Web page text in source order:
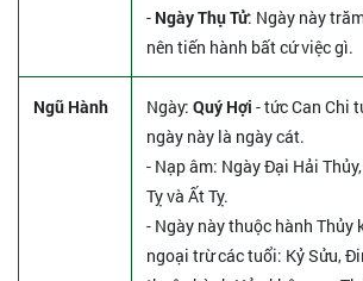
- Ngày Thụ Tử: Ngày này
nên tiến hành bất cứ việc gì.
Ngũ Hành Ngày: Quý Hợi - tức Can Chi
ngày này là ngày cát.
- Nạp âm: Ngày Đại Hải
Tỵ và Ất Tỵ.
- Ngày này thuộc hành Thủy
ngoại trừ các tuổi: Kỷ Sửu,